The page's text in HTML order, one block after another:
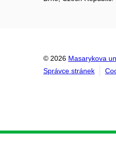
© 2026 Masarykova
Správce stránek